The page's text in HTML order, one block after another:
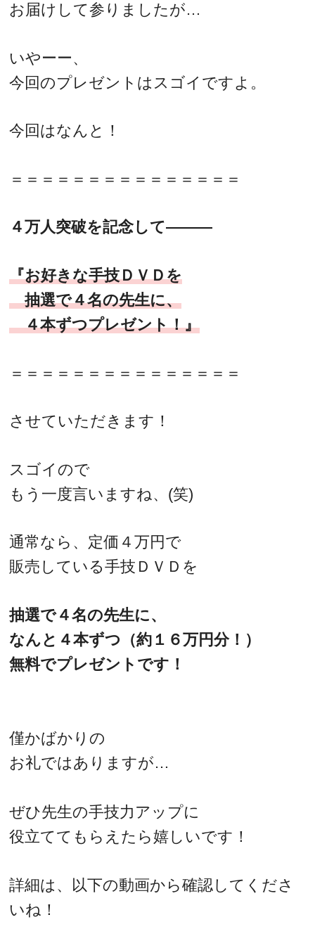
お届けして参りましたが…
いやーー、
今回のプレゼントはスゴイですよ。
今回はなんと！
＝＝＝＝＝＝＝＝＝＝＝＝＝＝＝
４万人突破を記念して―――
『お好きな手技ＤＶＤを
抽選で４名の先生に、
４本ずつプレゼント！』
＝＝＝＝＝＝＝＝＝＝＝＝＝＝＝
させていただきます！
スゴイので
もう一度言いますね、(笑)
通常なら、定価４万円で
販売している手技ＤＶＤを
抽選で４名の先生に、
なんと４本ずつ（約１６万円分！）
無料でプレゼントです！
僅かばかりの
お礼ではありますが…
ぜひ先生の手技力アップに
役立ててもらえたら嬉しいです！
詳細は、以下の動画から確認してくださ
いね！